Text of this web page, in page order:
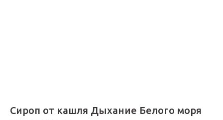
Сироп от кашля Дыхание Белого моря